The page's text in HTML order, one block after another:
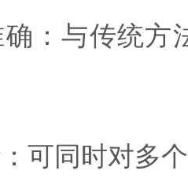
与传统方法
同时对多个